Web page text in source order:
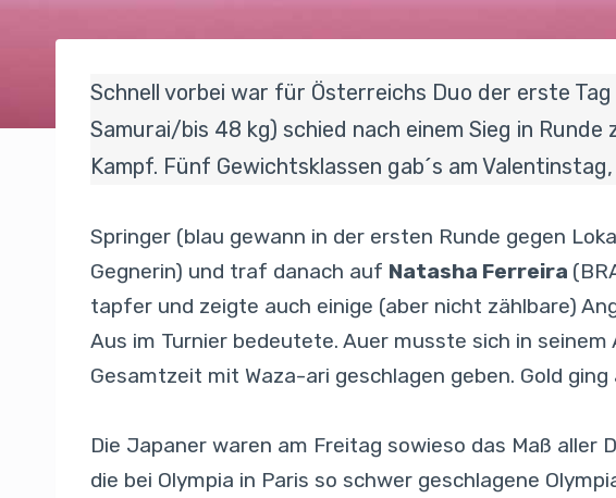
Schnell vorbei war für Österreichs Duo der erste
Samurai/bis 48 kg) schied nach einem Sieg in Runde
Kampf. Fünf Gewichtsklassen gab´s am
Springer (blau gewann in der ersten Runde gegen
Gegnerin) und traf danach auf Natasha Ferreira
tapfer und zeigte auch einige (aber nicht zählbare)
Aus im Turnier bedeutete. Auer musste sich in
Gesamtzeit mit Waza-ari geschlagen geben. Gold
Die Japaner waren am Freitag sowieso das Maß aller
die bei Olympia in Paris so schwer geschlagene